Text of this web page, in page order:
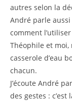
autres selon la
André parle
comment
Théophile et
casserole d’eau
chacun.
J’écoute André
des gestes :